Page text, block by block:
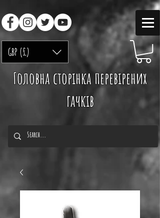
GBP (£)
Головна сторінка перевірених
гачків